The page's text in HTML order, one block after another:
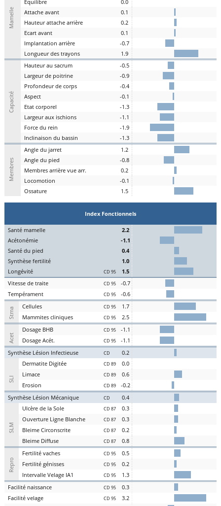
Mamelle
Equilibre
0.0
Attache avant
0.1
Hauteurattache arrière
0.2
Ecart avant
0.1
Implantation arrière
-0.7
Longueur des trayons 1.9
Capacité
Hauteur au sacrum
-0.5
Largeur de poitrine
-0.9
Profondeur de corps
-0.4
Aspect
-0.1
Etat corporel
-1.3
Largeur aux ischions
-1.1
Force du rein
-1.9
Inclinaison du bassin -1.3
Membres
Angle du jarret
1.2
Angle du pied
-0.8
Membres arrière vue arr.
0.2
Locomotion
-0.1
Ossature 1.5
Index Fonctionnels
Santé mamelle
2.2
Acétonémie
-1.1
Santé du pied
0.4
Synthèse fertilité
1.0
Longévité CD 95
1.5
Vitesse de traite CD 95
-0.7
Tempérament CD 95 -0.6
Stma Cellules CD 95
1.7
Mammites cliniques CD 95 2.5
Acet
Dosage BHB CD 95
-1.1
Dosage Acét. CD 95
-1.1
Synthèse Lésion Infectieuse CD 0.2
SLI
Dermatite Digitée CD 89
0.0
Limace CD 89
0.6
Erosion CD 89
-0.2
Synthèse Lésion Mécanique CD 0.4
SLM
Ulcère de la Sole CD 87
0.3
Ouverture Ligne Blanche CD 87
0.3
Bleime Circonscrite CD 87
0.2
Bleime Diffuse CD 87 0.8
Repro
Fertilité vaches CD 95
0.5
Fertilité génisses CD 95
0.2
Intervalle Velage IA1 CD 95
1.3
Facilité naissance CD 95
0.3
Facilité velage CD 95
3.2